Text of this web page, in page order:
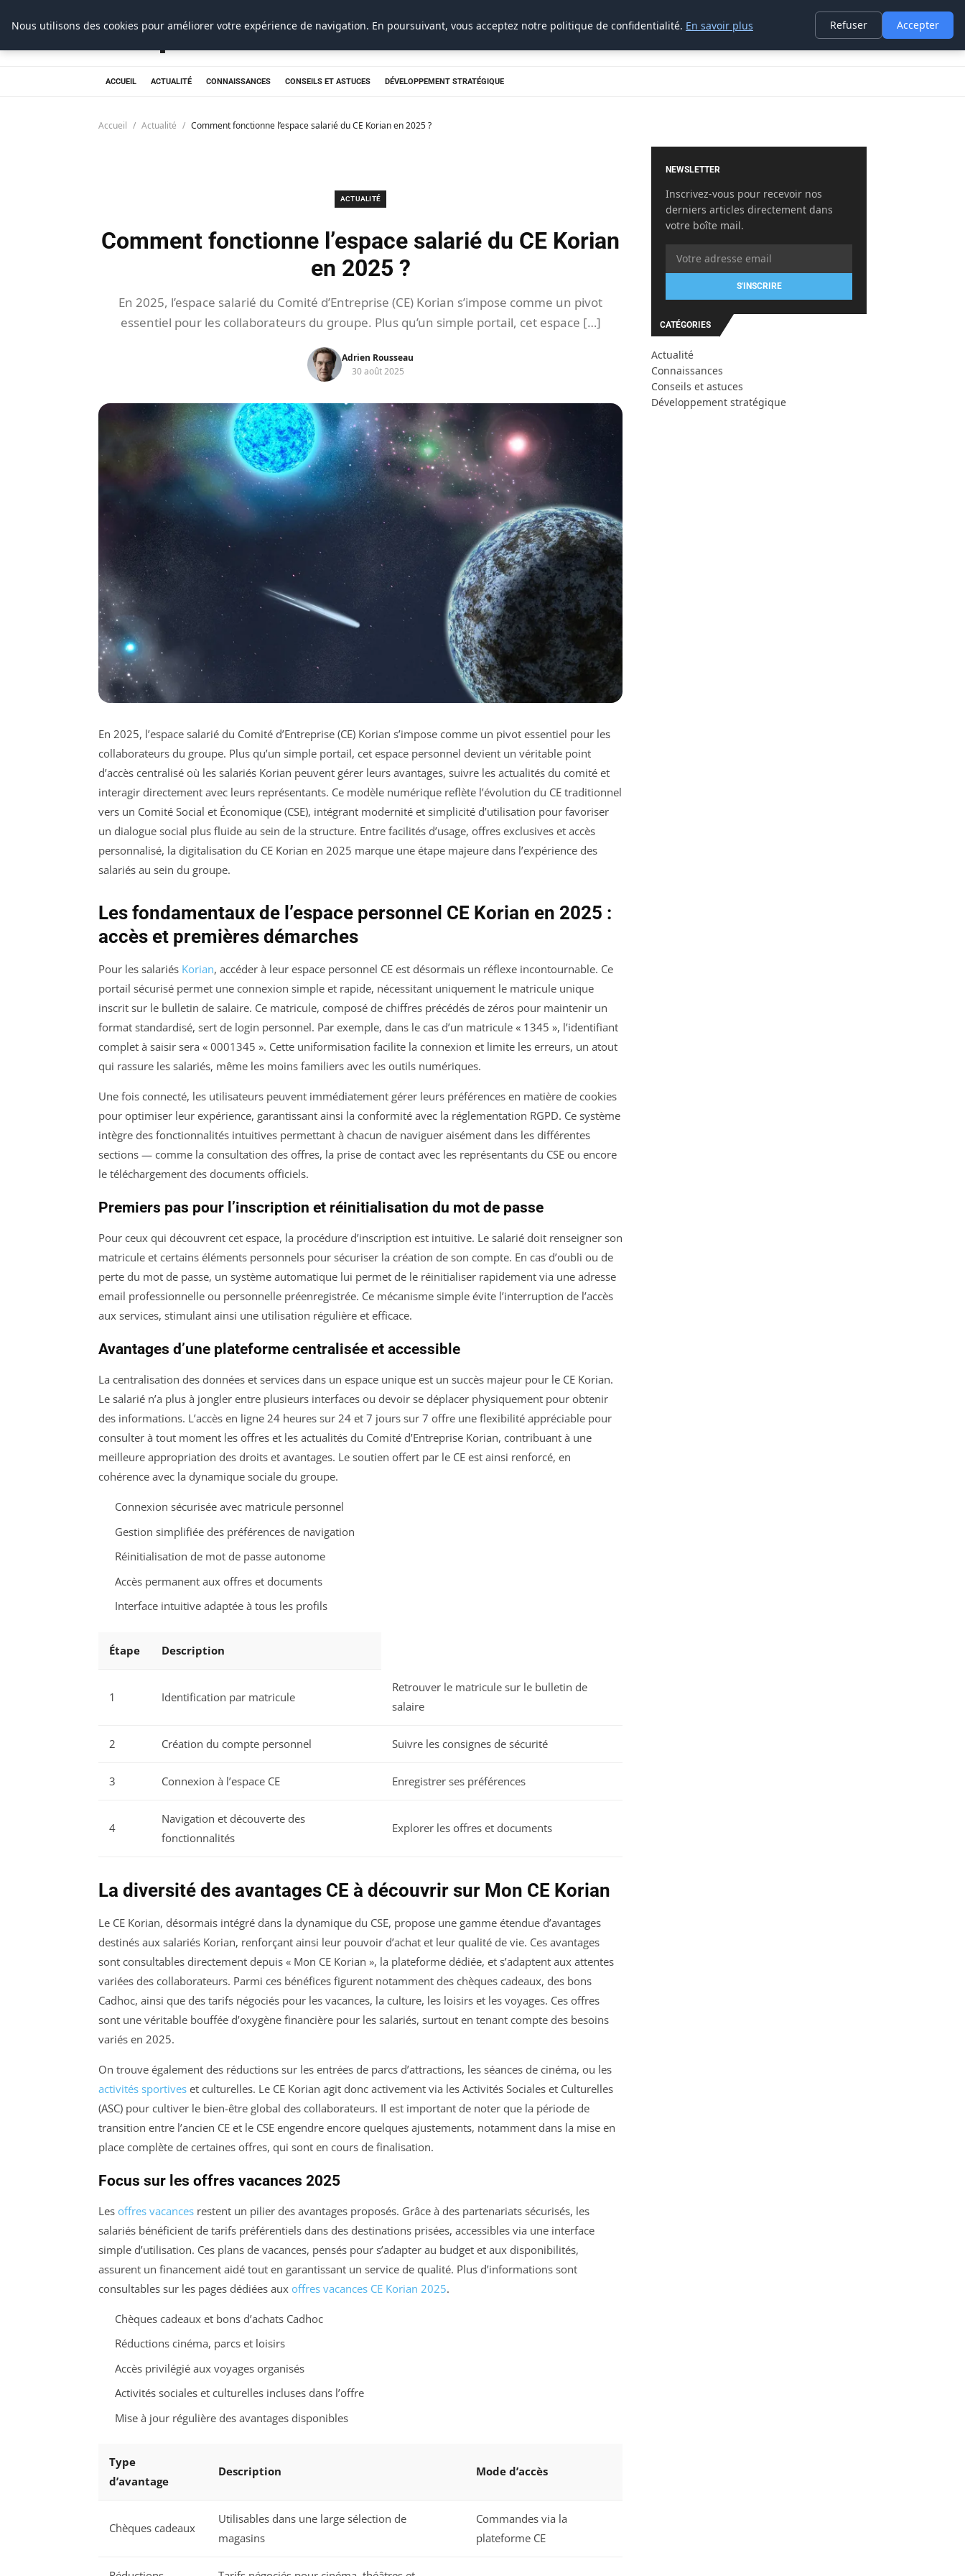
Prospection Pro
ACCUEIL ACTUALITÉ CONNAISSANCES CONSEILS ET ASTUCES DÉVELOPPEMENT STRATÉGIQUE
Accueil Actualité Comment fonctionne l’espace salarié du CE Korian en 2025 ?
ACTUALITÉ
Comment fonctionne l’espace salarié du CE Korian
en 2025 ?
En 2025, l’espace salarié du Comité d’Entreprise (CE) Korian s’impose comme un pivot
essentiel pour les collaborateurs du groupe. Plus qu’un simple portail, cet espace […]
Adrien Rousseau
30 août 2025
En 2025, l’espace salarié du Comité d’Entreprise (CE) Korian s’impose comme un pivot essentiel pour les
collaborateurs du groupe. Plus qu’un simple portail, cet espace personnel devient un véritable point
d’accès centralisé où les salariés Korian peuvent gérer leurs avantages, suivre les actualités du comité et
interagir directement avec leurs représentants. Ce modèle numérique reflète l’évolution du CE traditionnel
vers un Comité Social et Économique (CSE), intégrant modernité et simplicité d’utilisation pour favoriser
un dialogue social plus fluide au sein de la structure. Entre facilités d’usage, offres exclusives et accès
personnalisé, la digitalisation du CE Korian en 2025 marque une étape majeure dans l’expérience des
salariés au sein du groupe.
Les fondamentaux de l’espace personnel CE Korian en 2025 :
accès et premières démarches
Pour les salariés Korian, accéder à leur espace personnel CE est désormais un réflexe incontournable. Ce
portail sécurisé permet une connexion simple et rapide, nécessitant uniquement le matricule unique
inscrit sur le bulletin de salaire. Ce matricule, composé de chiffres précédés de zéros pour maintenir un
format standardisé, sert de login personnel. Par exemple, dans le cas d’un matricule « 1345 », l’identifiant
complet à saisir sera « 0001345 ». Cette uniformisation facilite la connexion et limite les erreurs, un atout
qui rassure les salariés, même les moins familiers avec les outils numériques.
Une fois connecté, les utilisateurs peuvent immédiatement gérer leurs préférences en matière de cookies
pour optimiser leur expérience, garantissant ainsi la conformité avec la réglementation RGPD. Ce système
intègre des fonctionnalités intuitives permettant à chacun de naviguer aisément dans les différentes
sections — comme la consultation des offres, la prise de contact avec les représentants du CSE ou encore
le téléchargement des documents officiels.
Premiers pas pour l’inscription et réinitialisation du mot de passe
Pour ceux qui découvrent cet espace, la procédure d’inscription est intuitive. Le salarié doit renseigner son
matricule et certains éléments personnels pour sécuriser la création de son compte. En cas d’oubli ou de
perte du mot de passe, un système automatique lui permet de le réinitialiser rapidement via une adresse
email professionnelle ou personnelle préenregistrée. Ce mécanisme simple évite l’interruption de l’accès
aux services, stimulant ainsi une utilisation régulière et efficace.
Avantages d’une plateforme centralisée et accessible
La centralisation des données et services dans un espace unique est un succès majeur pour le CE Korian.
Le salarié n’a plus à jongler entre plusieurs interfaces ou devoir se déplacer physiquement pour obtenir
des informations. L’accès en ligne 24 heures sur 24 et 7 jours sur 7 offre une flexibilité appréciable pour
consulter à tout moment les offres et les actualités du Comité d’Entreprise Korian, contribuant à une
meilleure appropriation des droits et avantages. Le soutien offert par le CE est ainsi renforcé, en
cohérence avec la dynamique sociale du groupe.
Connexion sécurisée avec matricule personnel
Gestion simplifiée des préférences de navigation
Réinitialisation de mot de passe autonome
Accès permanent aux offres et documents
Interface intuitive adaptée à tous les profils
Étape Description
1 Identification par matricule
Retrouver le matricule sur le bulletin de
salaire
2 Création du compte personnel Suivre les consignes de sécurité
3 Connexion à l’espace CE Enregistrer ses préférences
4
Navigation et découverte des
fonctionnalités
Explorer les offres et documents
La diversité des avantages CE à découvrir sur Mon CE Korian
Le CE Korian, désormais intégré dans la dynamique du CSE, propose une gamme étendue d’avantages
destinés aux salariés Korian, renforçant ainsi leur pouvoir d’achat et leur qualité de vie. Ces avantages
sont consultables directement depuis « Mon CE Korian », la plateforme dédiée, et s’adaptent aux attentes
variées des collaborateurs. Parmi ces bénéfices figurent notamment des chèques cadeaux, des bons
Cadhoc, ainsi que des tarifs négociés pour les vacances, la culture, les loisirs et les voyages. Ces offres
sont une véritable bouffée d’oxygène financière pour les salariés, surtout en tenant compte des besoins
variés en 2025.
On trouve également des réductions sur les entrées de parcs d’attractions, les séances de cinéma, ou les
activités sportives et culturelles. Le CE Korian agit donc activement via les Activités Sociales et Culturelles
(ASC) pour cultiver le bien-être global des collaborateurs. Il est important de noter que la période de
transition entre l’ancien CE et le CSE engendre encore quelques ajustements, notamment dans la mise en
place complète de certaines offres, qui sont en cours de finalisation.
Focus sur les offres vacances 2025
Les offres vacances restent un pilier des avantages proposés. Grâce à des partenariats sécurisés, les
salariés bénéficient de tarifs préférentiels dans des destinations prisées, accessibles via une interface
simple d’utilisation. Ces plans de vacances, pensés pour s’adapter au budget et aux disponibilités,
assurent un financement aidé tout en garantissant un service de qualité. Plus d’informations sont
consultables sur les pages dédiées aux offres vacances CE Korian 2025.
Chèques cadeaux et bons d’achats Cadhoc
Réductions cinéma, parcs et loisirs
Accès privilégié aux voyages organisés
Activités sociales et culturelles incluses dans l’offre
Mise à jour régulière des avantages disponibles
Type
d’avantage
Description Mode d’accès
Chèques cadeaux
Utilisables dans une large sélection de
magasins
Commandes via la
plateforme CE
NEWSLETTER
Inscrivez-vous pour recevoir nos
derniers articles directement dans
votre boîte mail.
S'INSCRIRE
CATÉGORIES
Actualité
Connaissances
Conseils et astuces
Développement stratégique
Nous utilisons des cookies pour améliorer votre expérience de navigation. En poursuivant, vous acceptez notre politique de confidentialité. En savoir plus Refuser Accepter